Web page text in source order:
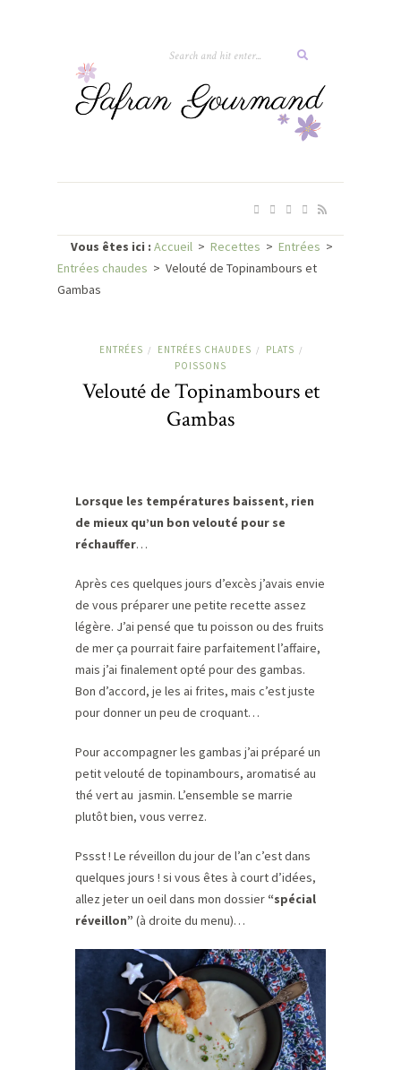
Vous êtes ici : Accueil > Recettes > Entrées >
Entrées chaudes > Velouté de Topinambours et
Gambas
ENTRÉES / ENTRÉES CHAUDES / PLATS /
POISSONS
Velouté de Topinambours et
Gambas
Lorsque les températures baissent, rien
de mieux qu’un bon velouté pour se
réchauffer…
Après ces quelques jours d’excès j’avais envie
de vous préparer une petite recette assez
légère. J’ai pensé que tu poisson ou des fruits
de mer ça pourrait faire parfaitement l’affaire,
mais j’ai finalement opté pour des gambas.
Bon d’accord, je les ai frites, mais c’est juste
pour donner un peu de croquant…
Pour accompagner les gambas j’ai préparé un
petit velouté de topinambours, aromatisé au
thé vert au jasmin. L’ensemble se marrie
plutôt bien, vous verrez.
Pssst ! Le réveillon du jour de l’an c’est dans
quelques jours ! si vous êtes à court d’idées,
allez jeter un oeil dans mon dossier “spécial
réveillon” (à droite du menu)…